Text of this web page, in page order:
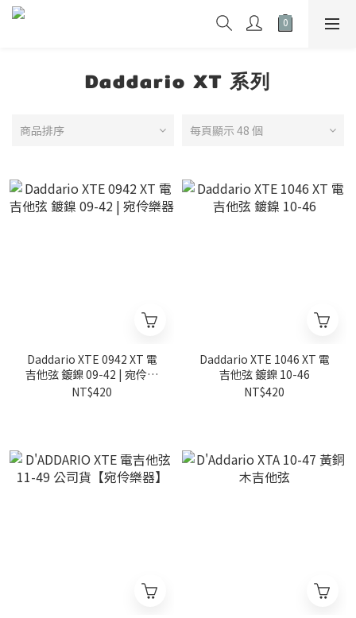
Daddario XT 系列
商品排序 每頁顯示 48 個
Daddario XTE 0942 XT 電
吉他弦 鍍鎳 09-42 | 宛伶樂
器
NT$420
Daddario XTE 1046 XT 電
吉他弦 鍍鎳 10-46
NT$420